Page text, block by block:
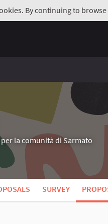
By continuing to
la comunità di Sarmato
SURVEY